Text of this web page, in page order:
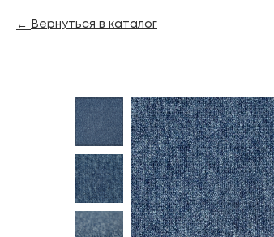
Вернуться в каталог